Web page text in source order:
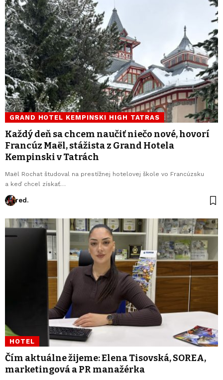
GRAND HOTEL KEMPINSKI HIGH TATRAS
Každý deň sa chcem naučiť niečo nové, hovorí
Francúz Maël, stážista z Grand Hotela
Kempinski v Tatrách
Maël Rochat študoval na prestížnej hotelovej škole vo Francúzsku
a keď chcel získať…
red.
HOTEL
Čím aktuálne žijeme: Elena Tisovská, SOREA,
marketingová a PR manažérka